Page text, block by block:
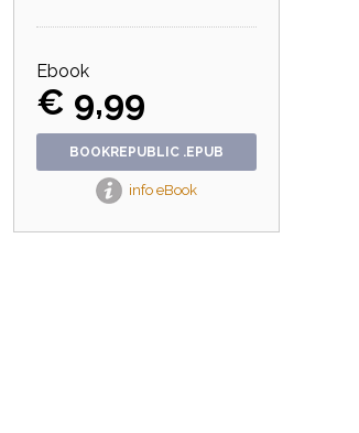
Ebook
€ 9,99
BOOKREPUBLIC .EPUB
info eBook